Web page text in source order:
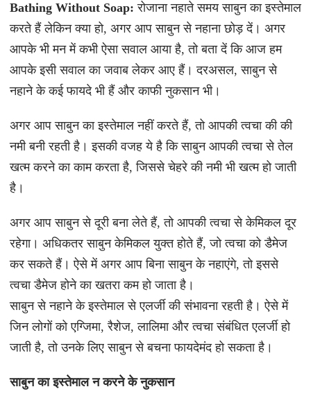
Bathing Without Soap:रोजाना नहाते समय साबुन का इस्तेमाल
करते हैं लेकिन क्या हो, अगर आप साबुन से नहाना छोड़ दें। अगर
आपके भी मन में कभी ऐसा सवाल आया है, तो बता दें कि आज हम
आपके इसी सवाल का जवाब लेकर आए हैं। दरअसल, साबुन से
नहाने के कई फायदे भी हैं और काफी नुकसान भी।
अगर आप साबुन का इस्तेमाल नहीं करते हैं, तो आपकी त्वचा की की
नमी बनी रहती है। इसकी वजह ये है कि साबुन आपकी त्वचा से तेल
खत्म करने का काम करता है, जिससे चेहरे की नमी भी खत्म हो जाती
है।
अगर आप साबुन से दूरी बना लेते हैं, तो आपकी त्वचा से केमिकल दूर
रहेगा। अधिकतर साबुन केमिकल युक्त होते हैं, जो त्वचा को डैमेज
कर सकते हैं। ऐसे में अगर आप बिना साबुन के नहाएंगे, तो इससे
त्वचा डैमेज होने का खतरा कम हो जाता है।
साबुन से नहाने के इस्तेमाल से एलर्जी की संभावना रहती है। ऐसे में
जिन लोगों को एग्जिमा, रैशेज, लालिमा और त्वचा संबंधित एलर्जी हो
जाती है, तो उनके लिए साबुन से बचना फायदेमंद हो सकता है।
साबुन का इस्तेमाल न करने के नुकसान